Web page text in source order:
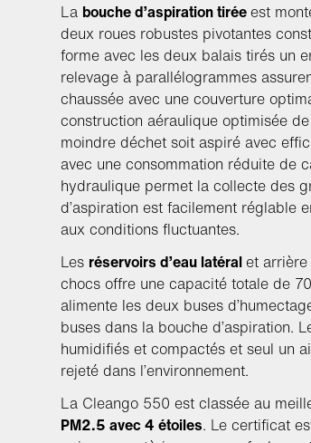
La bouche d’aspiration tiréeest
deux roues robustes pivotantes
forme avec les deux balais tirés un
relevage à parallélogrammes
chaussée avec une couverture
construction aéraulique optimisée
moindre déchet soit aspiré avec
avec une consommation réduite de
hydraulique permet la collecte des
d’aspiration est facilement réglable
aux conditions fluctuantes.
Les réservoirs d’eau latéralet
chocs offre une capacité totale de
alimente les deux buses
buses dans la bouche d’aspiration.
humidifiés et compactés et seul un
rejeté dans l’environnement.
La Cleango 550 est classée au
PM2.5 avec 4 étoiles. Le certificat